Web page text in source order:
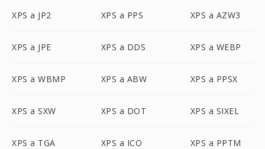
XPS a JP2 XPS a PPS XPS a AZW3
XPS a JPE XPS a DDS XPS a WEBP
XPS a WBMP XPS a ABW XPS a PPSX
XPS a SXW XPS a DOT XPS a SIXEL
XPS a TGA XPS a ICO XPS a PPTM